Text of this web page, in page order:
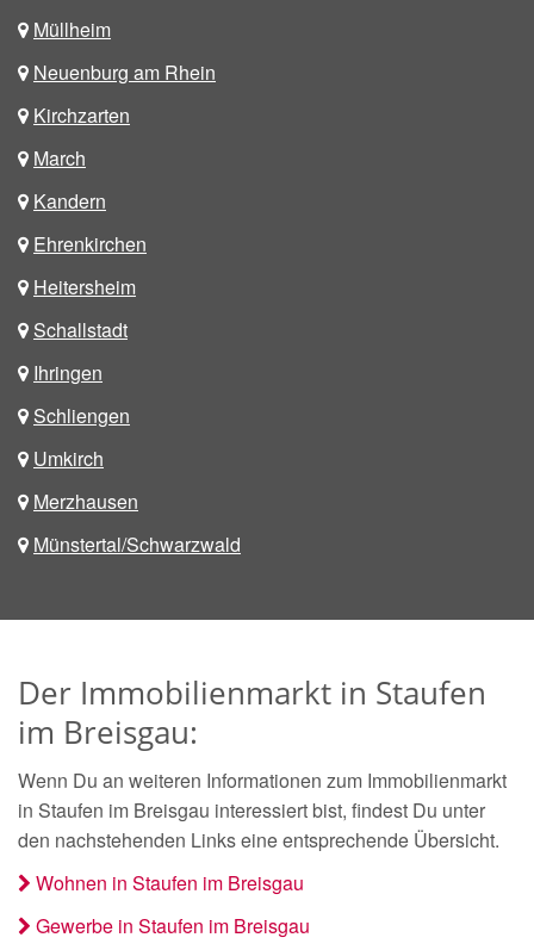
Müllheim
Neuenburg am Rhein
Kirchzarten
March
Kandern
Ehrenkirchen
Heitersheim
Schallstadt
Ihringen
Schliengen
Umkirch
Merzhausen
Münstertal/Schwarzwald
Der Immobilienmarkt in Staufen
im Breisgau:
Wenn Du an weiteren Informationen zum Immobilienmarkt
in Staufen im Breisgau interessiert bist, findest Du unter
den nachstehenden Links eine entsprechende Übersicht.
Wohnen in Staufen im Breisgau
Gewerbe in Staufen im Breisgau